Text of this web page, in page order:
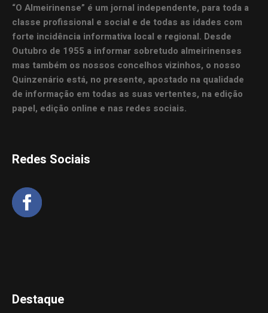
“O Almeirinense” é um jornal independente, para toda a
classe profissional e social e de todas as idades com
forte incidência informativa local e regional. Desde
Outubro de 1955 a informar sobretudo almeirinenses
mas também os nossos concelhos vizinhos, o nosso
Quinzenário está, no presente, apostado na qualidade
de informação em todas as suas vertentes, na edição
papel, edição online e nas redes sociais.
Redes Sociais
Destaque